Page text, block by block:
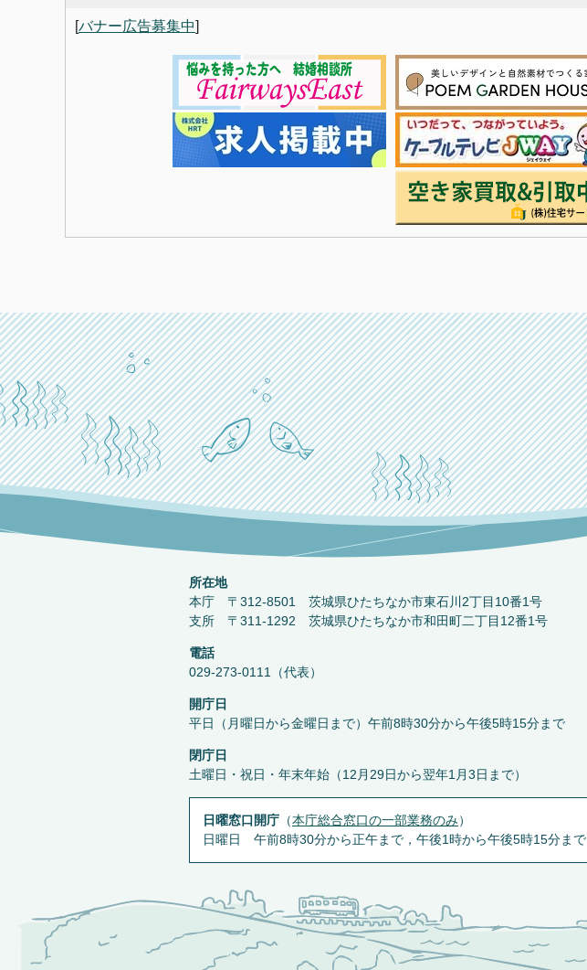
[バナー広告募集中]
所在地
本庁 〒312-8501 茨城県ひたちなか市東石川2丁目10番1号
支所 〒311-1292 茨城県ひたちなか市和田町二丁目12番1号
電話
029-273-0111（代表）
開庁日
平日（月曜日から金曜日まで）午前8時30分から午後5時15分まで
閉庁日
土曜日・祝日・年末年始（12月29日から翌年1月3日まで）
日曜窓口開庁 （本庁総合窓口の一部業務のみ）
日曜日 午前8時30分から正午まで，午後1時から午後5時15分まで